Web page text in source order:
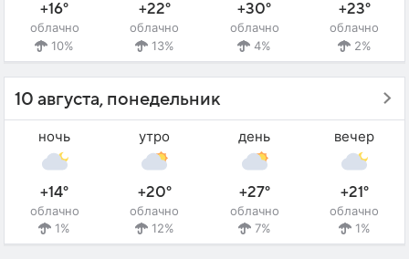
+16°
облачно
10%
+22°
облачно
13%
+30°
облачно
4%
+23°
облачно
2%
10 августа, понедельник
ночь
+14°
облачно
1%
утро
+20°
облачно
12%
день
+27°
облачно
7%
вечер
+21°
облачно
1%